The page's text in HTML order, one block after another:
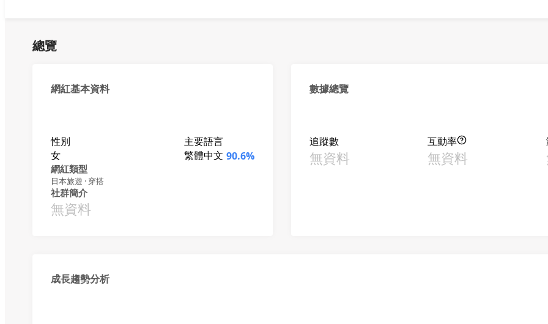
總覽
網紅基本資料
性別
女
主要語言
繁體中文 90.6%
網紅類型
日本旅遊 · 穿搭
社群簡介
無資料
數據總覽
追蹤數
無資料
互動率
無資料
成長趨勢分析